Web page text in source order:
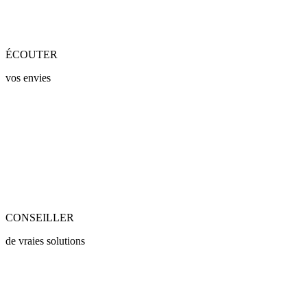
ÉCOUTER
vos envies
CONSEILLER
de vraies solutions